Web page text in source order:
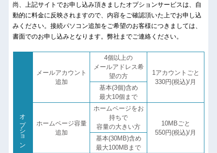
尚、上記サイトでお申し込み頂きましたオプションサービスは、自
動的に料金に反映されますので、内容をご確認頂いた上でお申し込
みください。接続パソコン追加をご希望のお客様につきましては、
書面でのお申し込みとなります。弊社までご連絡ください。
オプション
メールアカウント
追加
4個以上の
メールアドレス希
望の方
1アカウントごと
330円(税込)/月
基本(3個)含め
最大10個まで
ホームページ容量
追加
ホームページをお
持ちで
容量の大きい方
10MBごと
550円(税込)/月
基本(30MB)含め
最大100MBまで